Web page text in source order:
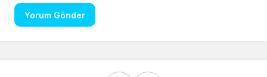
Yorum Gönder